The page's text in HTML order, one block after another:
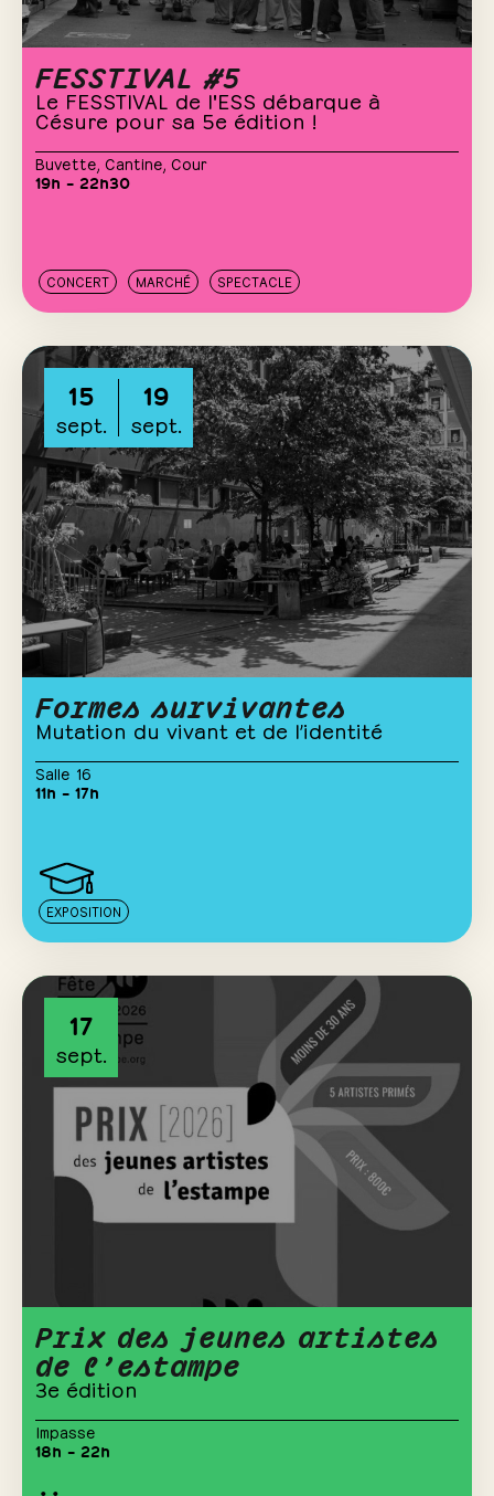
FESSTIVAL #5
Le FESSTIVAL de l'ESS débarque à
Césure pour sa 5e édition !
Buvette Cantine Cour
19h – 22h30
CONCERT MARCHÉ SPECTACLE
15
sept.
19
sept.
Formes survivantes
Mutation du vivant et de l’identité
Salle 16
11h – 17h
EXPOSITION
17
sept.
Prix des jeunes artistes
de l’estampe
3e édition
Impasse
18h – 22h